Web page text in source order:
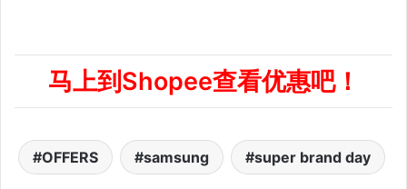
马上到Shopee查看优惠吧！
OFFERS samsung super brand day